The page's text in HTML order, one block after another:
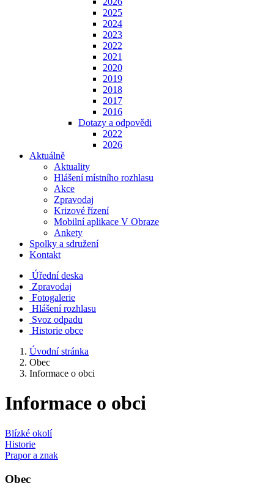
2025
2024
2023
2022
2021
2020
2019
2018
2017
2016
Dotazy a odpovědi
2022
2026
Aktuálně
Aktuality
Hlášení místního rozhlasu
Akce
Zpravodaj
Krizové řízení
Mobilní aplikace V Obraze
Ankety
Spolky a sdružení
Kontakt
Úřední deska
Zpravodaj
Fotogalerie
Hlášení rozhlasu
Svoz odpadu
Historie obce
Úvodní stránka
Obec
Informace o obci
Informace o obci
Blízké okolí
Historie
Prapor a znak
Obec